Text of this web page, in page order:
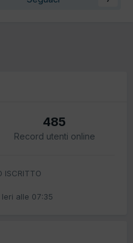
485
Record utenti online
ISCRITTO
Ieri alle 07:35